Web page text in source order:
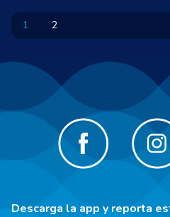
1 2
Descarga la app y reporta